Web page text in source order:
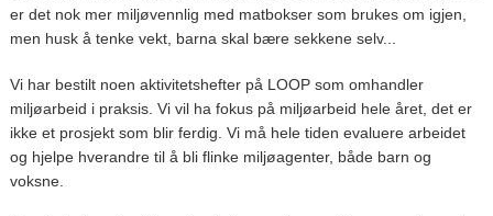
er det nok mer miljøvennlig med matbokser som brukes om igjen,
men husk å tenke vekt, barna skal bære sekkene selv...
Vi har bestilt noen aktivitetshefter på LOOP som omhandler
miljøarbeid i praksis. Vi vil ha fokus på miljøarbeid hele året, det er
ikke et prosjekt som blir ferdig. Vi må hele tiden evaluere arbeidet
og hjelpe hverandre til å bli flinke miljøagenter, både barn og
voksne.